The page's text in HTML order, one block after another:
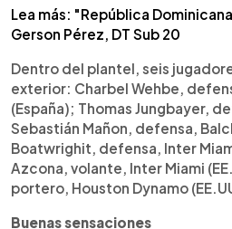
Lea más: "República
Gerson Pérez, DT Sub 20
Dentro del plantel, seis
exterior: Charbel Wehbe,
(España); Thomas Jungbayer,
Sebastián Mañon, defensa,
Boatwrighit, defensa, Inter
Azcona, volante, Inter Miami
portero, Houston Dynamo
Buenas sensaciones